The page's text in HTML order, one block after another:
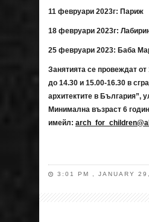
11 февруари 2023г: Париж
18 февруари 2023г:
25 февруари 2023: Баба
Занятията се провеждат от
до 14.30 и 15.00-16.30 в
архитектите в България”,
Минимална възраст 6
имейл:
3:01 PM , JANUARY